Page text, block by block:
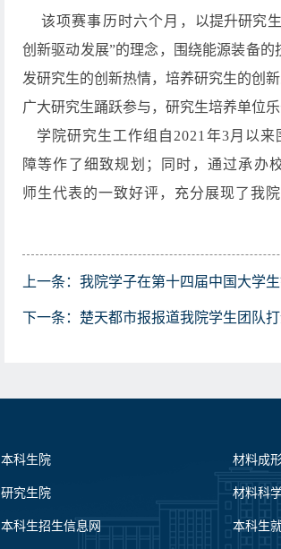
该项赛事历时六个月， 以提升研究
创新驱动发展”的理念，围绕能源装备
发研究生的创新热情，培养研究生的创
广大研究生踊跃参与，研究生培养单位
学院研究生工作组自2021年3月以
障等作了细致规划；同时，通过承办
师生代表的一致好评，充分展现了我
上一条： 我院学子在第十四届中国大学
下一条： 楚天都市报报道我院学生团队
本科生院 材料成
研究生院 材料科
本科生招生信息网 本科生